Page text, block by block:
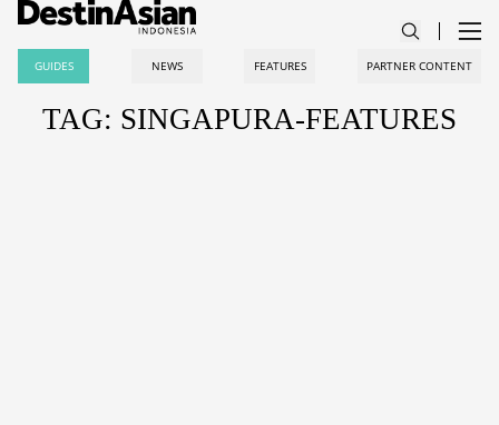
GUIDES NEWS FEATURES PARTNER CONTENT
TAG: SINGAPURA-FEATURES